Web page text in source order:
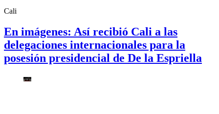
Cali
En imágenes: Así recibió Cali a las
delegaciones internacionales para la
posesión presidencial de De la Espriella